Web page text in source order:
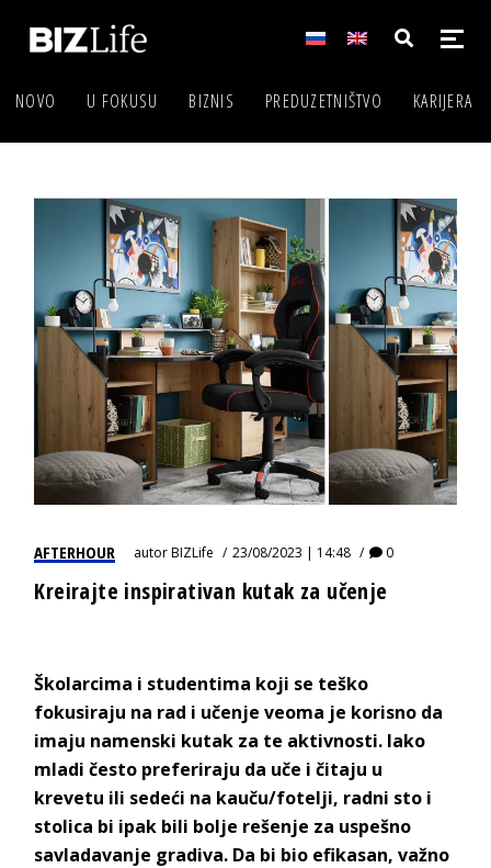
NOVO U FOKUSU BIZNIS PREDUZETNIŠTVO KARIJERA
AFTERHOUR autorBIZLife 23/08/2023 | 14:48 0
Kreirajte inspirativan kutak za učenje
Školarcima i studentima koji se teško
fokusiraju na rad i učenje veoma je korisno da
imaju namenski kutak za te aktivnosti. Iako
mladi često preferiraju da uče i čitaju u
krevetu ili sedeći na kauču/fotelji, radni sto i
stolica bi ipak bili bolje rešenje za uspešno
savladavanje gradiva. Da bi bio efikasan, važno